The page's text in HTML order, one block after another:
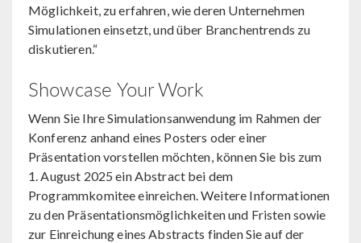
Möglichkeit, zu erfahren, wie deren Unternehmen
Simulationen einsetzt, und über Branchentrends zu
diskutieren.“
Showcase Your Work
Wenn Sie Ihre Simulationsanwendung im Rahmen der
Konferenz anhand eines Posters oder einer
Präsentation vorstellen möchten, können Sie bis zum
1. August 2025 ein Abstract bei dem
Programmkomitee einreichen. Weitere Informationen
zu den Präsentationsmöglichkeiten und Fristen sowie
zur Einreichung eines Abstracts finden Sie auf der